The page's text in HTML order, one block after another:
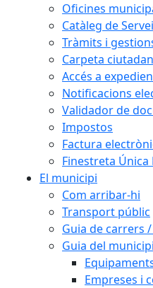
Oficines
Catàleg de
Tràmits i
Carpeta
Accés a
Notificacions
Validador de
Impostos
Factura
Finestreta Única
El municipi
Com arribar-hi
Transport públic
Guia de carrers
Guia del municipi
Empreses i